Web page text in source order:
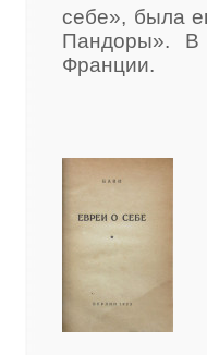
себе», была
Пандоры».
Франции.